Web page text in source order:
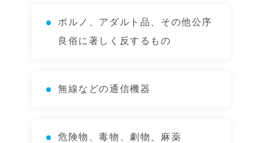
ポルノ、アダルト品、その他公序
良俗に著しく反するもの
無線などの通信機器
危険物、毒物、劇物、麻薬